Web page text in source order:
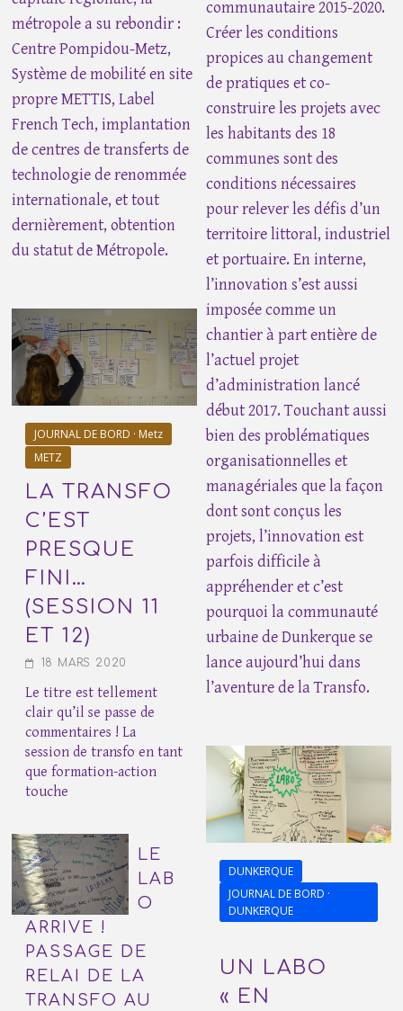
métropole a su rebondir :
Centre Pompidou-Metz,
Système de mobilité en site
propre METTIS, Label
French Tech, implantation
de centres de transferts de
technologie de renommée
internationale, et tout
dernièrement, obtention
du statut de Métropole.
JOURNAL DE BORD · Metz
METZ
LA TRANSFO
C’EST
PRESQUE
FINI…
(SESSION 11
ET 12)
18 MARS 2020
Le titre est tellement
clair qu’il se passe de
commentaires ! La
session de transfo en tant
que formation-action
touche
LE
LAB
O
ARRIVE !
PASSAGE DE
RELAI DE LA
TRANSFO AU
communautaire 2015-2020.
Créer les conditions
propices au changement
de pratiques et co-
construire les projets avec
les habitants des 18
communes sont des
conditions nécessaires
pour relever les défis d’un
territoire littoral, industriel
et portuaire. En interne,
l’innovation s’est aussi
imposée comme un
chantier à part entière de
l’actuel projet
d’administration lancé
début 2017. Touchant aussi
bien des problématiques
organisationnelles et
managériales que la façon
dont sont conçus les
projets, l’innovation est
parfois difficile à
appréhender et c’est
pourquoi la communauté
urbaine de Dunkerque se
lance aujourd’hui dans
l’aventure de la Transfo.
DUNKERQUE
JOURNAL DE BORD ·
DUNKERQUE
UN LABO
« EN